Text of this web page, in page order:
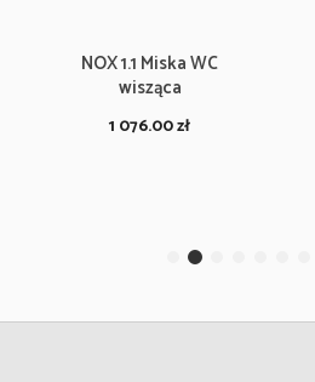
NOX 1.1 Miska WC
wisząca
1 076.00zł